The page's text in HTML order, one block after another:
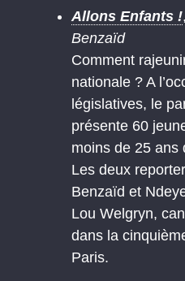
Allons Enfants !,
Benzaïd
Comment
nationale ? A
législatives, le
présente 60
moins de 25 ans
Les deux
Benzaïd et
Lou Welgryn,
dans la
Paris.